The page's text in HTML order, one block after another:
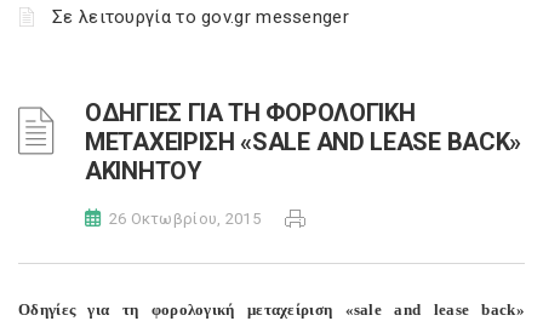
Σε λειτουργία το gov.gr messenger
ΟΔΗΓΙΕΣ ΓΙΑ ΤΗ ΦΟΡΟΛΟΓΙΚΗ
ΜΕΤΑΧΕΙΡΙΣΗ «SALE AND LEASE BACK»
ΑΚΙΝΗΤΟΥ
26 Οκτωβρίου, 2015
Οδηγίες για τη φορολογική μεταχείριση «sale and lease back»